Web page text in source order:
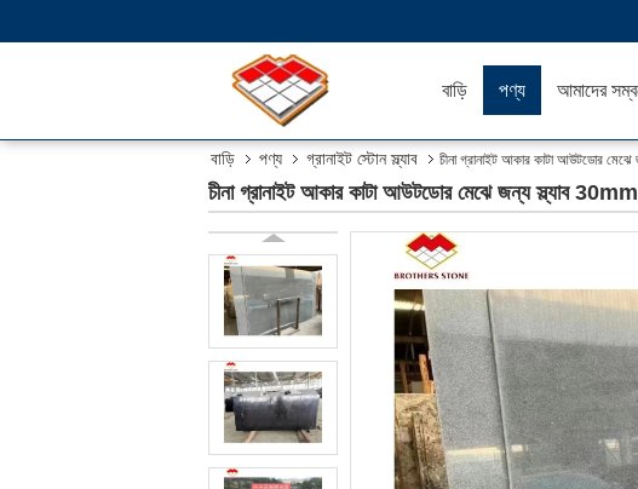
বাড়ি পণ্য আমাদের
বাড়ি পণ্য গ্রানাইট স্টোন স্ল্যাব চীনা গ্রানাইট আকার কাটা আউটডোর
চীনা গ্রানাইট আকার কাটা আউটডোর মেঝে জন্য স্ল্যাব